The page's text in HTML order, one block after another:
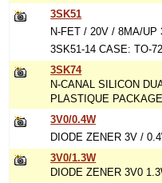
3SK51
N-FET / 20V / 8MA/UP
3SK51-14 CASE: TO-72
3SK74
N-CANAL SILICON
PLASTIQUE
3V0/0.4W
DIODE ZENER 3V /
3V0/1.3W
DIODE ZENER 3V0